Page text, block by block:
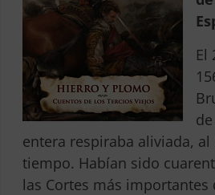
El
entera respiraba aliviada,
tiempo. Habían sido
las Cortes más importantes